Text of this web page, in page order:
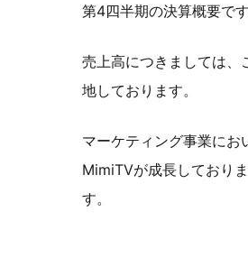
第4四半期の決算概要です
売上高につきましては
地しております。
マーケティング事業にお
MimiTVが成長しており
す。